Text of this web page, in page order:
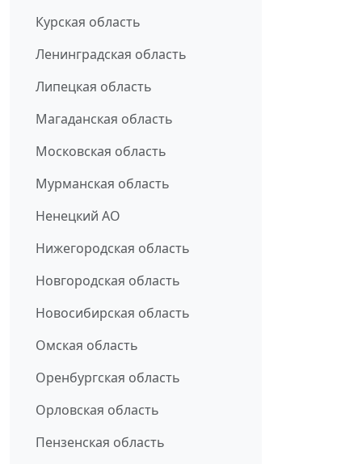
Курская область
Ленинградская область
Липецкая область
Магаданская область
Московская область
Мурманская область
Ненецкий АО
Нижегородская область
Новгородская область
Новосибирская область
Омская область
Оренбургская область
Орловская область
Пензенская область